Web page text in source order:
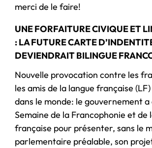
merci de le faire!
UNE FORFAITURE CIVIQUE ET
: LA FUTURE CARTE
DEVIENDRAIT BILINGUE
Nouvelle provocation contre les
les amis de la langue française
dans le monde: le gouvernement a
Semaine de la Francophonie et de
française pour présenter, sans le
parlementaire préalable, son